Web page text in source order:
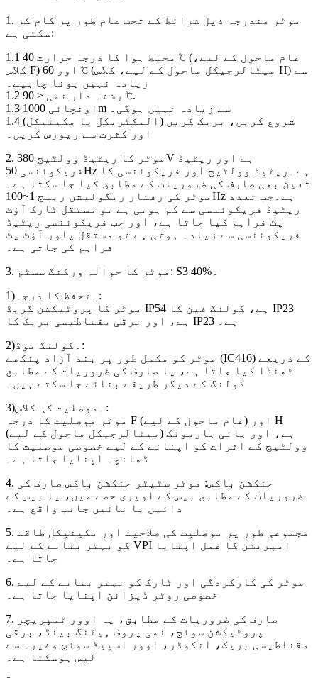
1. موٹر مندرجہ ذیل شرائط کے تحت عام طور پر کام کر
سکتی ہے:
1.1 محیط ہوا کا درجہ حرارت 40 ℃ (عام ماحول کے لیے،
کلاس F) اور 60 ℃ (میٹالرجیکل ماحول کے لیے، کلاس H) سے
زیادہ نہیں ہونا چاہیے۔
1.2 رشتہ دار نمی ≤ 90 ℃.
1.3 اونچائی 1000m سے زیادہ نہیں ہوگی۔
1.4 شروع کریں، بریک کریں (الیکٹریکل یا مکینیکل)
اور کثرت سے ریورس کریں۔
2. موٹر کا ریٹیڈ وولٹیج 380V ہے اور ریٹیڈ
فریکوئنسی 50Hz ہے۔ریٹیڈ وولٹیج اور فریکوئنسی کا
تعین بھی صارف کی ضروریات کے مطابق کیا جا سکتا ہے۔
موٹر کی رفتار ریگولیشن رینج 1~100Hz ہے۔جب تعدد
ریٹیڈ فریکوئنسی سے کم ہوتی ہے تو مستقل ٹارک آؤٹ
پٹ فراہم کیا جاتا ہے، اور جب فریکوئنسی ریٹیڈ
فریکوئنسی سے زیادہ ہوتی ہے تو مستقل پاور آؤٹ پٹ
فراہم کی جاتی ہے۔
1)۔تحفظ کا درجہ:
موٹر کا پروٹیکشن گریڈ IP54 ہے، کولنگ فین کا IP23
ہے، اور برقی مقناطیسی بریک کا IP23 ہے۔
2)۔کولنگ موڈ:
موٹر کو مکمل طور پر بند آزاد پنکھے (IC416) کے ذریعے
ٹھنڈا کیا جاتا ہے، یا صارف کی ضروریات کے مطابق
کولنگ کے دیگر طریقے بنائے جا سکتے ہیں۔
3)۔موصلیت کی کلاس:
موٹر موصلیت کا درجہ F (عام ماحول کے لیے) اور H
(میٹالرجیکل ماحول کے لیے) ہے، اور ہائی ہارمونک
وولٹیج کے اثرات کو اپنانے کے لیے خصوصی موصلیت کا
ڈھانچہ اپنایا جاتا ہے۔
4. جنکشن باکس: موٹر سٹیٹر جنکشن باکس صارف کی
ضروریات کے مطابق بیس کے اوپری حصے میں، یا بیس کے
دائیں یا بائیں جانب واقع ہے۔
5. مجموعی طور پر موصلیت کی صلاحیت اور مکینیکل طاقت
کو بہتر بنانے کے لیے VPI امپریشن کا عمل اپنایا
جاتا ہے۔
6. موٹر کی کارکردگی اور ٹارک کو بہتر بنانے کے لیے
خصوصی روٹر ڈیزائن اپنایا جاتا ہے۔
7. صارف کی ضروریات کے مطابق، یہ اوور ٹمپریچر
پروٹیکشن سوئچ، نمی پروف ہیٹنگ بینڈ، برقی
مقناطیسی بریک، انکوڈر، اوور اسپیڈ سوئچ وغیرہ سے
لیس ہوسکتا ہے۔